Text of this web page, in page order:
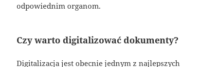
odpowiednim organom.
Czy warto digitalizować dokumenty?
Digitalizacja jest obecnie jednym z najlepszych